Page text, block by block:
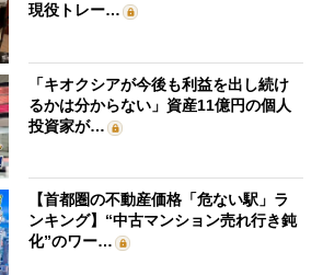
現役トレー…
「キオクシアが今後も利益を出し続け
るかは分からない」資産11億円の個人
投資家が…
【首都圏の不動産価格「危ない駅」ラ
ンキング】“中古マンション売れ行き鈍
化”のワー…